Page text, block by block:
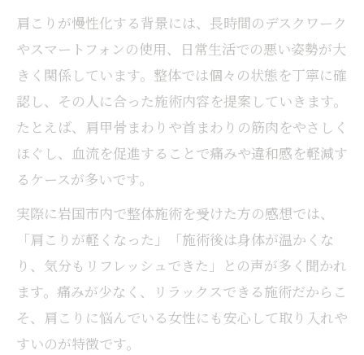
肩こりが慢性化する背景には、長時間のデスクワーク
やスマートフォンの使用、日常生活での悪い姿勢が大
きく関係しています。整体では個々の状態を丁寧に確
認し、その人に合った施術内容を提案していきます。
たとえば、肩甲骨まわりや首まわりの筋肉をやさしく
ほぐし、血流を促進することで痛みや違和感を軽減す
るケースが多いです。
実際に岩国市内で整体施術を受けた方の感想では、
「肩こりが軽くなった」「施術後は身体が温かくな
り、気分もリフレッシュできた」との声が多く聞かれ
ます。痛みが少なく、リラックスできる施術だからこ
そ、肩こりに悩んでいる女性にも安心して取り入れや
すいのが特徴です。